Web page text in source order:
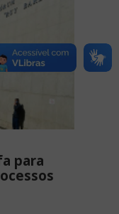
para